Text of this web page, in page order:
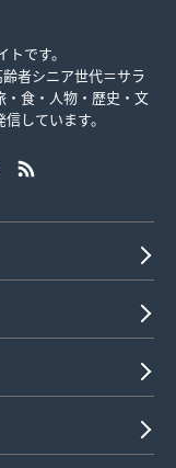
です。
者シニア世代＝サラ
・食・人物・歴史・文
しています。